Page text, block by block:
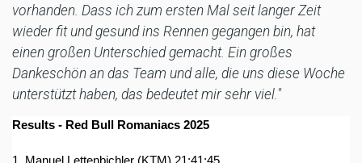
vorhanden. Dass ich zum ersten Mal seit langer Zeit
wieder fit und gesund ins Rennen gegangen bin, hat
einen großen Unterschied gemacht. Ein großes
Dankeschön an das Team und alle, die uns diese Woche
unterstützt haben, das bedeutet mir sehr viel."
Results - Red Bull Romaniacs 2025